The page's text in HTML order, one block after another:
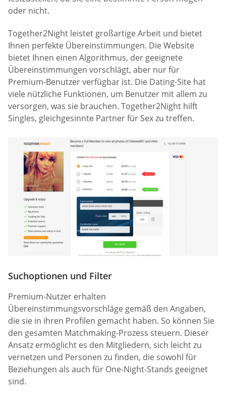
oder nicht.
Together2Night leistet großartige Arbeit und bietet
Ihnen perfekte Übereinstimmungen. Die Website
bietet Ihnen einen Algorithmus, der geeignete
Übereinstimmungen vorschlägt, aber nur für
Premium-Benutzer verfügbar ist. Die Dating-Site hat
viele nützliche Funktionen, um Benutzer mit allem zu
versorgen, was sie brauchen. Together2Night hilft
Singles, gleichgesinnte Partner für Sex zu treffen.
Suchoptionen und Filter
Premium-Nutzer erhalten
Übereinstimmungsvorschläge gemäß den Angaben,
die sie in ihren Profilen gemacht haben. So können Sie
den gesamten Matchmaking-Prozess steuern. Dieser
Ansatz ermöglicht es den Mitgliedern, sich leicht zu
vernetzen und Personen zu finden, die sowohl für
Beziehungen als auch für One-Night-Stands geeignet
sind.